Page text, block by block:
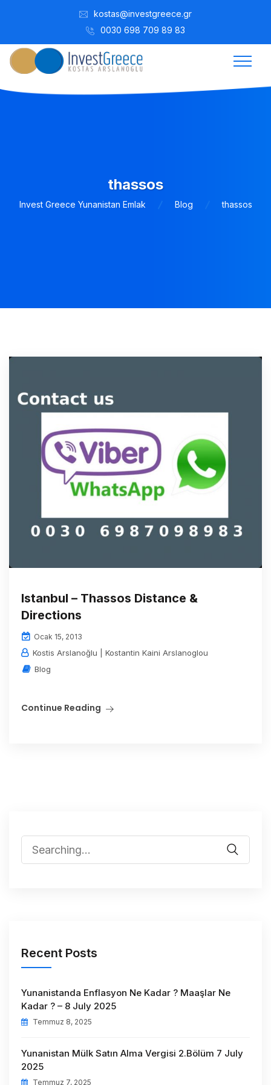
kostas@investgreece.gr
0030 698 709 89 83
thassos
Invest Greece Yunanistan Emlak Blog thassos
Istanbul – Thassos Distance &
Directions
Ocak 15, 2013
Kostis Arslanoğlu | Kostantin Kaini Arslanoglou
Blog
Continue Reading
Recent Posts
Yunanistanda Enflasyon Ne Kadar ? Maaşlar Ne
Kadar ? – 8 July 2025
Temmuz 8, 2025
Yunanistan Mülk Satın Alma Vergisi 2.Bölüm 7 July
2025
Temmuz 7, 2025